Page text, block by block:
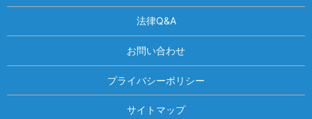
法律Q&A
お問い合わせ
プライバシーポリシー
サイトマップ